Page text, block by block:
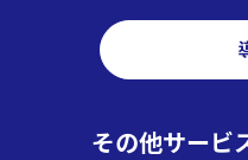
その他サービ